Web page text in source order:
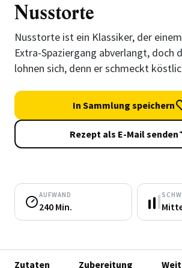
Nusstorte
Nusstorte ist ein Klassiker, der
Extra-Spaziergang abverlangt, doch
lohnen sich, denn er schmeckt
In Sammlung speichern
Rezept als E-Mail senden
AUFWAND
240 Min.
Zutaten Zubereitung